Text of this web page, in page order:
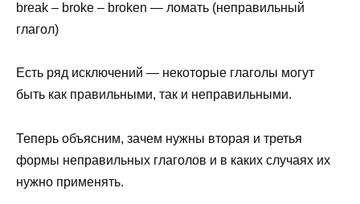
break – broke – broken — ломать (неправильный
глагол)
Есть ряд исключений — некоторые глаголы могут
быть как правильными, так и неправильными.
Теперь объясним, зачем нужны вторая и третья
формы неправильных глаголов и в каких случаях их
нужно применять.